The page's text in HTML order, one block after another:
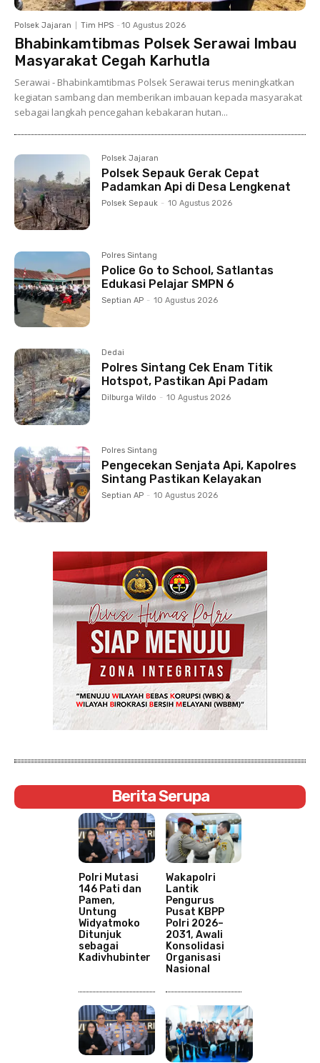
Polsek Jajaran Tim HPS - 10 Agustus 2026
Bhabinkamtibmas Polsek Serawai Imbau
Masyarakat Cegah Karhutla
Serawai - Bhabinkamtibmas Polsek Serawai terus meningkatkan
kegiatan sambang dan memberikan imbauan kepada masyarakat
sebagai langkah pencegahan kebakaran hutan...
Polsek Jajaran
Polsek Sepauk Gerak Cepat
Padamkan Api di Desa Lengkenat
Polsek Sepauk - 10 Agustus 2026
Polres Sintang
Police Go to School, Satlantas
Edukasi Pelajar SMPN 6
Septian AP - 10 Agustus 2026
Dedai
Polres Sintang Cek Enam Titik
Hotspot, Pastikan Api Padam
Dilburga Wildo - 10 Agustus 2026
Polres Sintang
Pengecekan Senjata Api, Kapolres
Sintang Pastikan Kelayakan
Septian AP - 10 Agustus 2026
Berita Serupa
Polri Mutasi
146 Pati dan
Pamen,
Untung
Widyatmoko
Ditunjuk
sebagai
Kadivhubinter
Wakapolri
Lantik
Pengurus
Pusat KBPP
Polri 2026–
2031, Awali
Konsolidasi
Organisasi
Nasional